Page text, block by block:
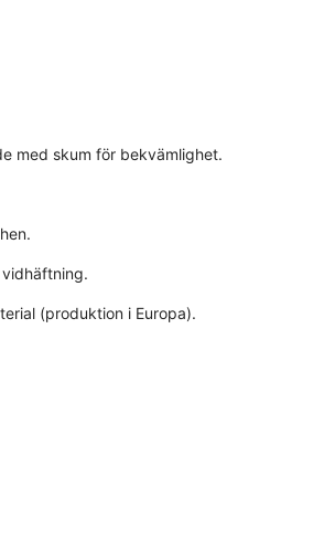
med skum för bekvämlighet.
(produktion i Europa).